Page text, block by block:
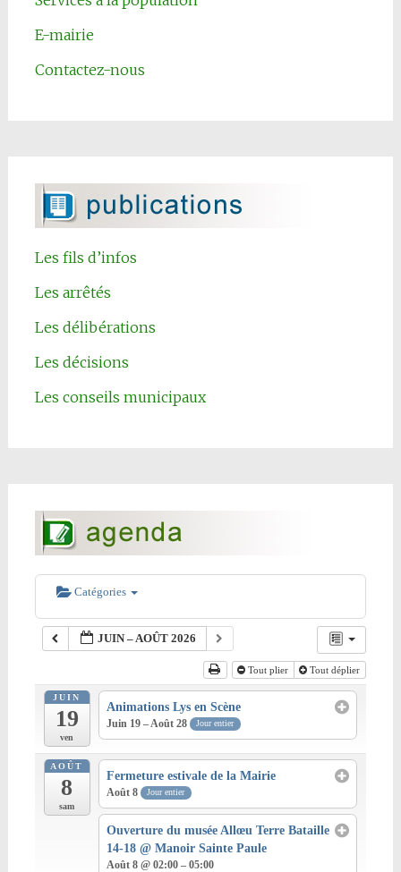
E-mairie
Contactez-nous
Les fils d’infos
Les arrêtés
Les délibérations
Les décisions
Les conseils municipaux
Catégories
JUIN – AOÛT 2026
Tout plier Tout déplier
JUIN
19
ven
Animations Lys en Scène
Juin 19 – Août 28 Jour entier
AOÛT
8
sam
Fermeture estivale de la Mairie
Août 8 Jour entier
Ouverture du musée Allœu Terre Bataille
14-18@ Manoir Sainte Paule
Août 8 @ 02:00 – 05:00